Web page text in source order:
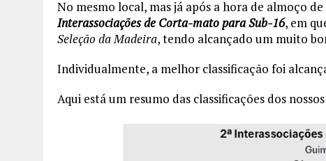
No mesmo local, mas já após a hora de almoço
Interassociações de Corta-mato para Sub-16, em
Seleção da Madeira, tendo alcançado um muito
Individualmente, a melhor classificação foi
Aqui está um resumo das classificações dos